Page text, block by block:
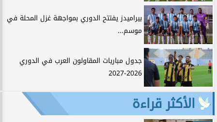
بيراميدز يفتتح الدوري بمواجهة غزل المحلة في
موسم...
جدول مباريات المقاولون العرب في الدوري
2026-2027
الأكثر قراءة